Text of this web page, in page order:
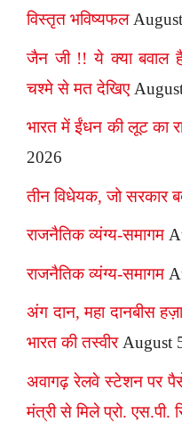
विस्तृत भविष्यफल
जैन जी !! ये क्या बवाल
चश्मे से मत देखिए
भारत में ईंधन की लूट का
2026
तीन विधेयक, जो सरकार
राजनैतिक व्यंग्य-समागम
राजनैतिक व्यंग्य-समागम
अंग दान, महा दानबीस
भारत की तस्वीर August
अवागढ़ रेलवे स्टेशन पर
मंत्री से मिले प्रो. एस.पी.